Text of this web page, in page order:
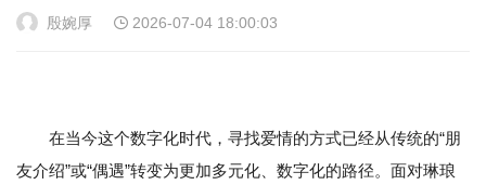
殷婉厚 2026-07-04 18:00:03
在当今这个数字化时代，寻找爱情的方式已经从传统的“朋
友介绍”或“偶遇”转变为更加多元化、数字化的路径。面对琳琅